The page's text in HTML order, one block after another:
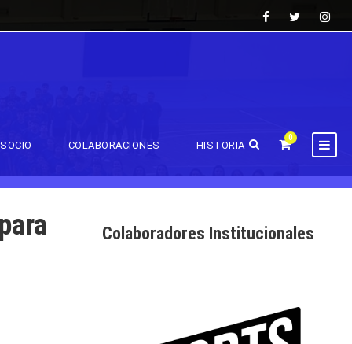
SOCIO COLABORACIONES HISTORIA
0
Colaboradores Institucionales